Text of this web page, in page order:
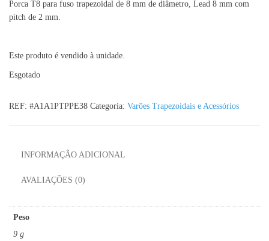
Porca T8 para fuso trapezoidal de 8 mm de diâmetro, Lead 8 mm com
pitch de 2 mm.
Este produto é vendido à unidade.
Esgotado
REF: #A1A1PTPPE38 Categoria: Varões Trapezoidais e Acessórios
INFORMAÇÃO ADICIONAL
AVALIAÇÕES (0)
Peso
9 g